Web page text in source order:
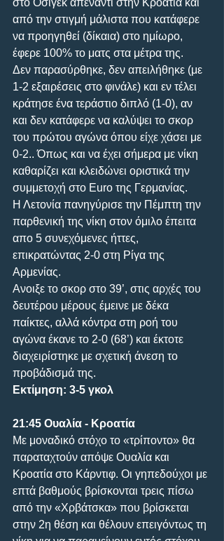
από την στιγμή μάλιστα που κατάφερε
να προηγηθεί (δίκαια) στο ημίωρο,
έφερε 100% το ματς στα μέτρα της.
Δεν παρασύρθηκε, δεν απειλήθηκε (με
1-2 εξαιρέσεις στο φινάλε) και εν τέλει
κράτησε ένα τεράστιο διπλό (1-0), αν
και δεν κατάφερε να καλύψει το σκορ
του πρώτου αγώνα όπου είχε χάσει με
0-2.. Όπως και να έχει σήμερα με νίκη
καθαρίζει και κλειδώνει οριστικά την
συμμετοχή στο Euro της Γερμανίας.
Η Λετονία πανηγύρισε την Πέμπτη την
παρθενική της νίκη στον όμιλο έπειτα
απο 5 συνεχόμενες ήττες,
επικρατώντας 2-0 στη Ρίγα της
Αρμενίας.
Ανοιξε το σκορ στο 39’, στις αρχές του
δευτέρου μέρους έμεινε με δέκα
παίκτες, αλλά κόντρα στη ροή του
αγώνα έκανε το 2-0 (68’) και έκτοτε
διαχειρίστηκε με σχετική άνεση το
προβάδισμά της.
Εκτίμηση: 3-5 γκολ
21:45 Ουαλία - Κροατία
Με μοναδικό στόχο το «τρίποντο» θα
παραταχτούν απόψε Ουαλία και
Κροατία στο Κάρντιφ. Οι γηπεδούχοι με
επτά βαθμούς βρίσκονται τρεις πίσω
από την «Χρβάτσκα» που βρίσκεται
στην 2η θέση και θέλουν επειγόντως τη